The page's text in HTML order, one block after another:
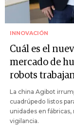
INNOVACIÓN
Cuál es el
mercado de
robots
La china Agibot
cuadrúpedo listos
unidades en
vigilancia.